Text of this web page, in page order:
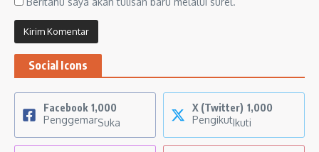
Social Icons
Facebook 1,000
PenggemarSuka
X (Twitter) 1,000
PengikutIkuti